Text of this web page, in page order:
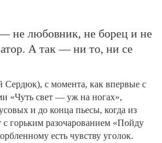
не любовник, не борец и не
А так — ни то, ни се
Сердюк), с момента, как впервые с
«Чуть свет — уж на ногах»,
и до конца пьесы, когда из
с горьким разочарованием «Пойду
есть чувству уголок.